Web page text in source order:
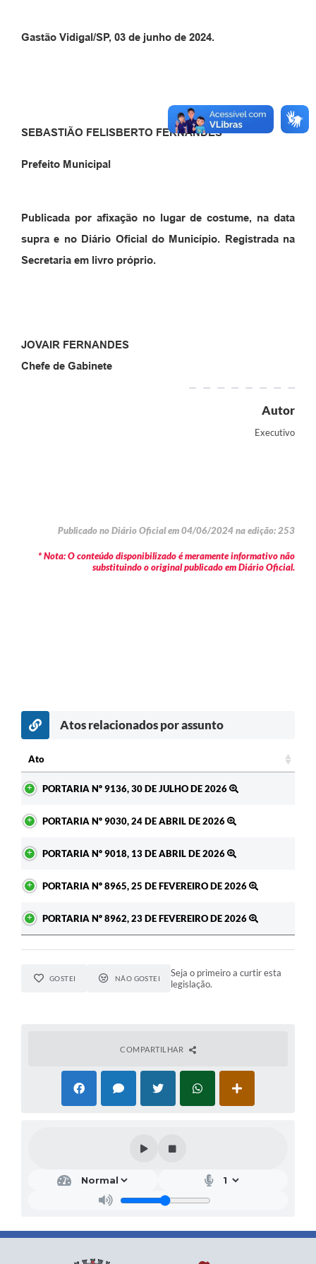
Gastão Vidigal/SP, 03 de junho de 2024.
SEBASTIÃO FELISBERTO FERNANDES
Prefeito Municipal
Publicada por afixação no lugar de costume, na data
supra e no Diário Oficial do Município. Registrada na
Secretaria em livro próprio.
JOVAIR FERNANDES
Chefe de Gabinete
Autor
Executivo
Publicado no Diário Oficial em 04/06/2024 na edição: 253
* Nota: O conteúdo disponibilizado é meramente informativo não
substituindo o original publicado em Diário Oficial.
Atos relacionados por assunto
Ato
PORTARIA Nº 9136, 30 DE JULHO DE 2026
PORTARIA Nº 9030, 24 DE ABRIL DE 2026
PORTARIA Nº 9018, 13 DE ABRIL DE 2026
PORTARIA Nº 8965, 25 DE FEVEREIRO DE 2026
PORTARIA Nº 8962, 23 DE FEVEREIRO DE 2026
GOSTEI NÃO GOSTEI
Seja o primeiro a curtir esta
legislação.
COMPARTILHAR